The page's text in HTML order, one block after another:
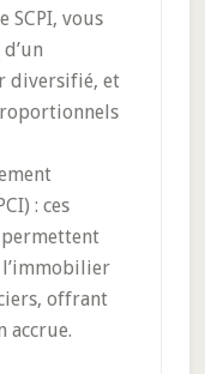
SCPI, vous
diversifié, et
: ces
permettent
l’immobilier
offrant
accrue.